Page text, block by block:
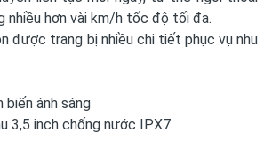
nhiều hơn vài km/h tốc độ tối đa.
được trang bị nhiều chi tiết phục vụ nhu
ánh sáng
3,5 inch chống nước IPX7